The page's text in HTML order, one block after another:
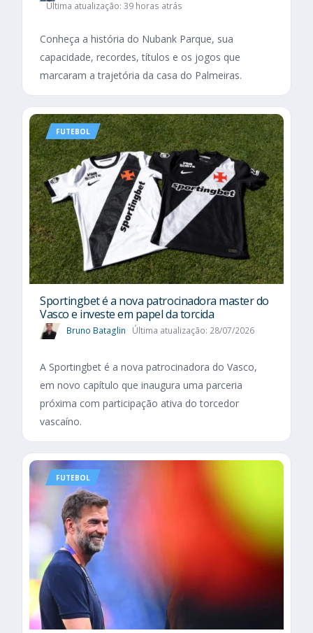
Última atualização: 39 horas atrás
Conheça a história do Nubank Parque, sua
capacidade, recordes, títulos e os jogos que
marcaram a trajetória da casa do Palmeiras.
FUTEBOL
Sportingbet é a nova patrocinadora master do
Vasco e investe em papel da torcida
Bruno Bataglin Última atualização: 28/07/2026
A Sportingbet é a nova patrocinadora do Vasco,
em novo capítulo que inaugura uma parceria
próxima com participação ativa do torcedor
vascaíno.
FUTEBOL